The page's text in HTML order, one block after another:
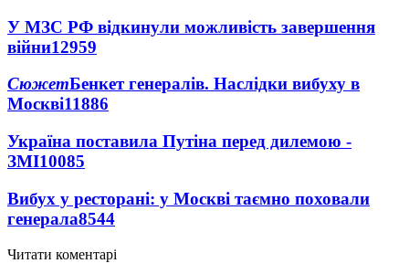
У МЗС РФ відкинули можливість завершення
війни12959
СюжетБенкет генералів. Наслідки вибуху в
Москві11886
Україна поставила Путіна перед дилемою -
ЗМІ10085
Вибух у ресторані: у Москві таємно поховали
генерала8544
Читати коментарі